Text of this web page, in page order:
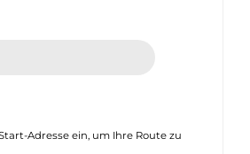
Adresse ein, um Ihre Route zu